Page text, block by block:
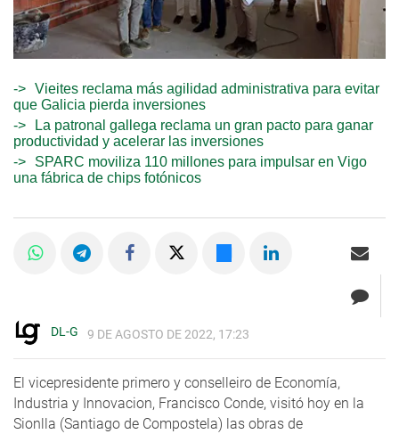
Vieites reclama más agilidad administrativa para evitar
que Galicia pierda inversiones
La patronal gallega reclama un gran pacto para ganar
productividad y acelerar las inversiones
SPARC moviliza 110 millones para impulsar en Vigo
una fábrica de chips fotónicos
DL-G 9 DE AGOSTO DE 2022, 17:23
El vicepresidente primero y conselleiro de Economía,
Industria y Innovacion, Francisco Conde, visitó hoy en la
Sionlla (Santiago de Compostela) las obras de